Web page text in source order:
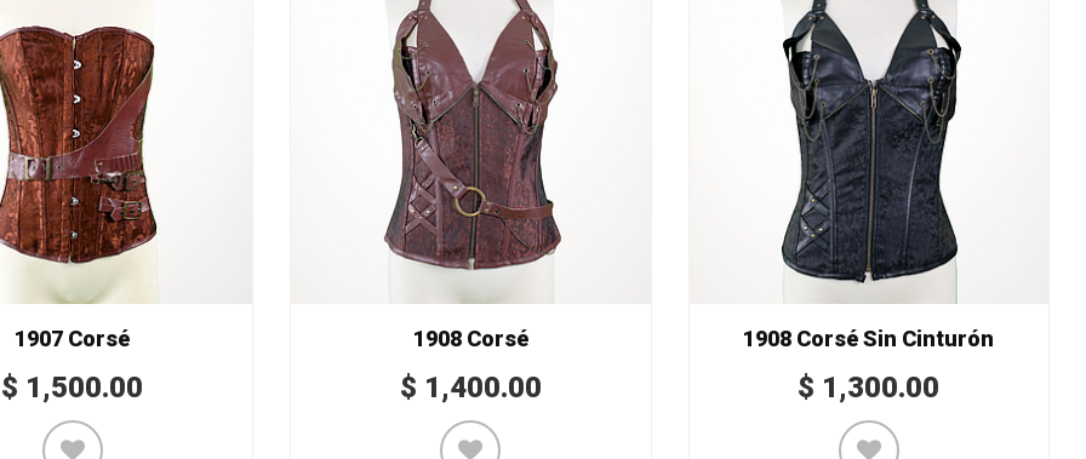
1907 Corsé
$ 1,500.00
1908 Corsé
$ 1,400.00
1908 Corsé Sin Cinturón
$ 1,300.00